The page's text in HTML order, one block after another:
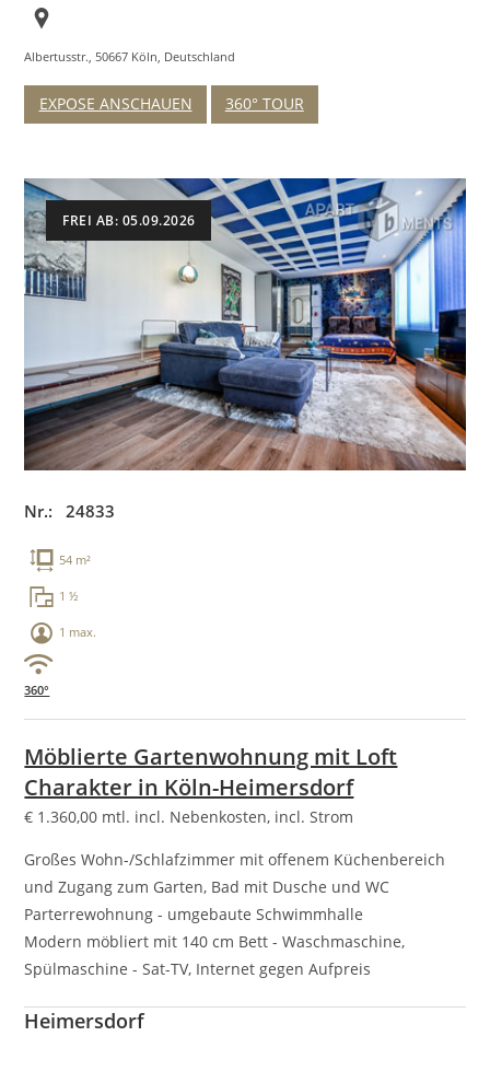
Albertusstr., 50667 Köln, Deutschland
EXPOSE ANSCHAUEN 360° TOUR
FREI AB: 05.09.2026
Nr.: 24833
54 m²
1 ½
1 max.
360°
Möblierte Gartenwohnung mit Loft
Charakter in Köln-Heimersdorf
€ 1.360,00 mtl. incl. Nebenkosten, incl. Strom
Großes Wohn-/Schlafzimmer mit offenem Küchenbereich
und Zugang zum Garten, Bad mit Dusche und WC
Parterrewohnung - umgebaute Schwimmhalle
Modern möbliert mit 140 cm Bett - Waschmaschine,
Spülmaschine - Sat-TV, Internet gegen Aufpreis
Heimersdorf